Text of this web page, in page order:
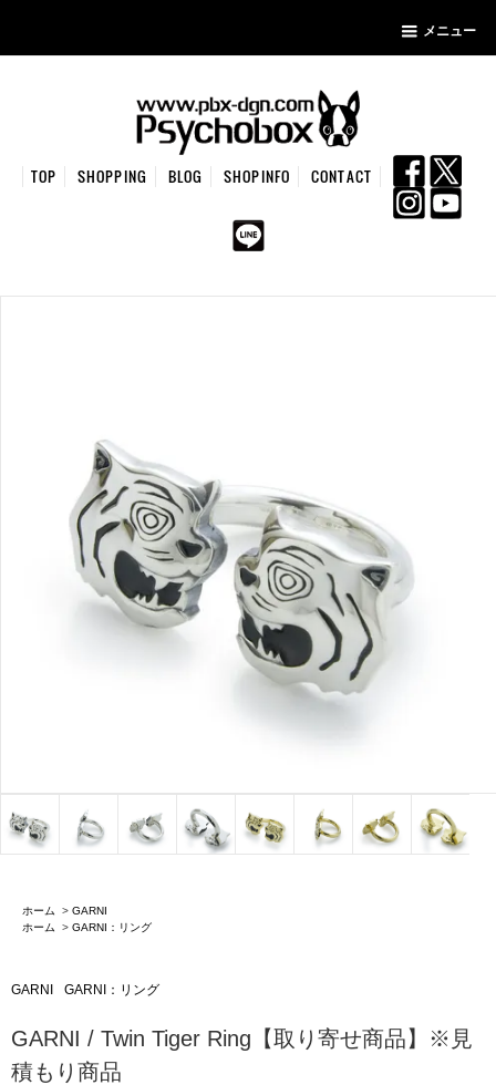
メニュー
TOP SHOPPING BLOG SHOPINFO CONTACT
ホーム > GARNI
ホーム
> GARNI：リング
GARNI GARNI：リング
GARNI / Twin Tiger Ring【取り寄せ商品】※見
積もり商品